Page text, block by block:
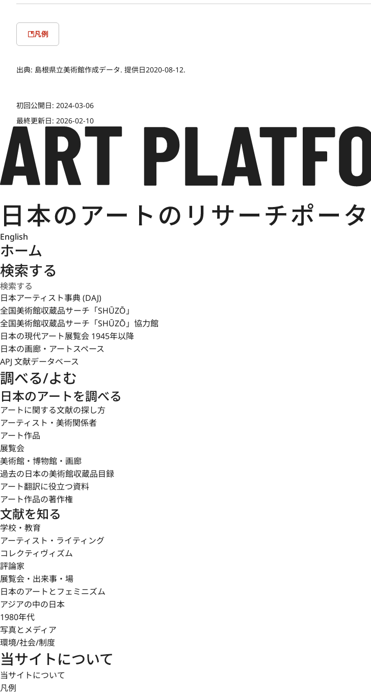
凡例
出典: 島根県立美術館作成データ. 提供日2020-08-12.
初回公開日: 2024-03-06
最終更新日: 2026-02-10
English
ホーム
検索する
日本アーティスト事典 (DAJ)
全国美術館収蔵品サーチ「SHŪZŌ」
全国美術館収蔵品サーチ「SHŪZŌ」協力館
日本の現代アート展覧会 1945年以降
日本の画廊・アートスペース
APJ 文献データベース
調べる/よむ
日本のアートを調べる
アートに関する文献の探し方
アーティスト・美術関係者
アート作品
展覧会
美術館・博物館・画廊
過去の日本の美術館収蔵品目録
アート翻訳に役立つ資料
アート作品の著作権
文献を知る
学校・教育
アーティスト・ライティング
コレクティヴィズム
評論家
展覧会・出来事・場
日本のアートとフェミニズム
アジアの中の日本
1980年代
写真とメディア
環境/社会/制度
当サイトについて
当サイトについて
凡例